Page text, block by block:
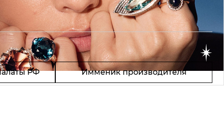
РФ Имменик производителя